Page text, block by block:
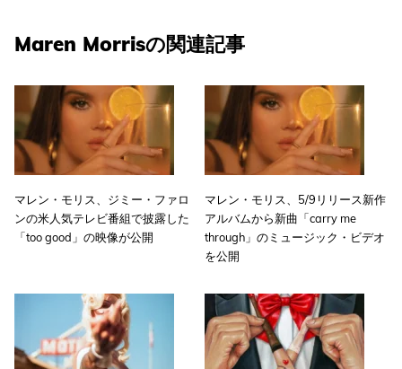
Maren Morrisの関連記事
マレン・モリス、ジミー・ファロ
ンの米人気テレビ番組で披露した
「too good」の映像が公開
マレン・モリス、5/9リリース新作
アルバムから新曲「carry me
through」のミュージック・ビデオ
を公開